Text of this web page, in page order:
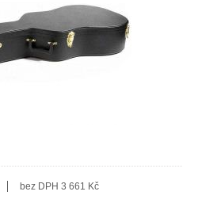
bez DPH 3 661 Kč